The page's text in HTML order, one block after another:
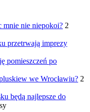
mnie nie niepokoi? 2
przetrwają imprezy
pomieszczeń po
we Wrocławiu? 2
będą najlepsze do